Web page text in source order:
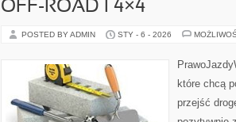
OFF-ROAD I 4×4
POSTED BY ADMIN STY - 6 - 2026
które chcą
przejść